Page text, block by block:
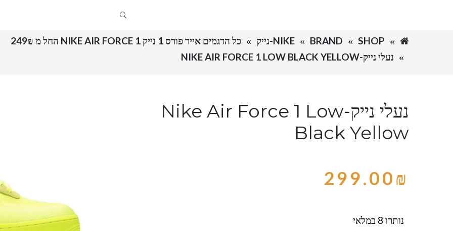
SHOP
BRAND NIKE-נייק
כל הדגמים אייר פורס 1 נייק NIKE AIR FORCE 1 החל מ 249₪
נעלי נייק-NIKE AIR FORCE 1 LOW BLACK YELLOW
נעלי נייק-Nike Air Force 1 Low
Black Yellow
299.00₪
נותרו 8 במלאי